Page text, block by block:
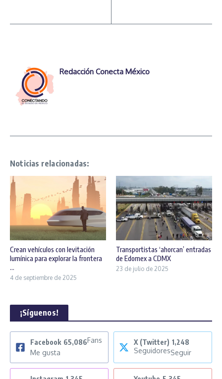
Redacción Conecta México
Noticias relacionadas:
Crean vehículos con levitación
lumínica para explorar la frontera
...
4 de septiembre de 2025
Transportistas ‘ahorcan’ entradas
de Edomex a CDMX
23 de julio de 2025
¡Síguenos!
Facebook 65,086Fans
Me gusta
X (Twitter) 1,248
SeguidoresSeguir